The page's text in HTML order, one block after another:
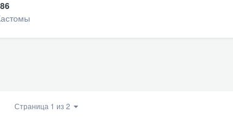
Страница 1 из 2